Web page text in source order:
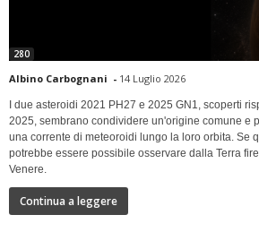
280
Albino Carbognani - 14 Luglio 2026
I due asteroidi 2021 PH27 e 2025 GN1, scoperti
2025, sembrano condividere un'origine comune e
una corrente di meteoroidi lungo la loro orbita. Se
potrebbe essere possibile osservare dalla Terra
Venere.
Continua a leggere